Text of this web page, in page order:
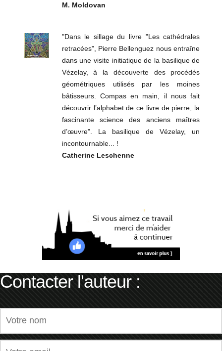
M. Moldovan
"Dans le sillage du livre "Les cathédrales
retracées", Pierre Bellenguez nous entraîne
dans une visite initiatique de la basilique de
Vézelay, à la découverte des procédés
géométriques utilisés par les moines
bâtisseurs. Compas en main, il nous fait
découvrir l’alphabet de ce livre de pierre, la
fascinante science des anciens maîtres
d’œuvre". La basilique de Vézelay, un
incontournable... !
Catherine Leschenne
Contacter l'auteur :